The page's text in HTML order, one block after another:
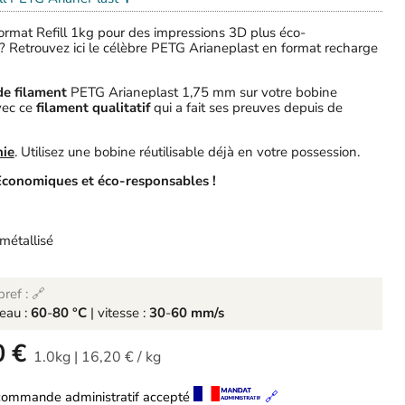
Refill 1kg pour des impressions 3D plus éco-
Retrouvez ici le célèbre PETG Arianeplast en format recharge
filament PETG Arianeplast 1,75 mm sur votre bobine
ce filament qualitatifqui a fait ses preuves depuis de
. Utilisez une bobine réutilisable déjà en votre possession.
et éco-responsables !
: 🔗
: 60-80 °C| vitesse : 30-60 mm/s
€ 1.0kg | 16,20 €/ kg
administratif accepté 🔗